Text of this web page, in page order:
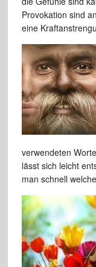
Provokation sind
eine
verwendeten
lässt sich leicht
man schnell